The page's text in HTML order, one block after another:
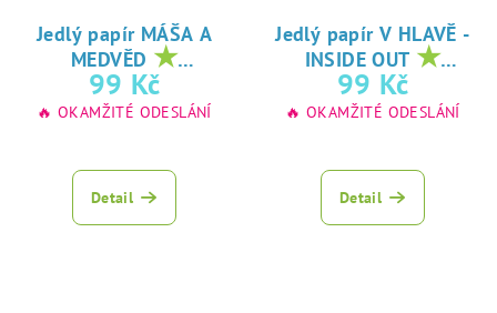
Jedlý papír MÁŠA A
MEDVĚD ★
oblíbený tisk na
jedlý papír
99 Kč
🔥 OKAMŽITÉ ODESLÁNÍ
Detail
Jedlý papír V HLAVĚ -
INSIDE OUT ★
oblíbený tisk na
jedlý papír
99 Kč
🔥 OKAMŽITÉ ODESLÁNÍ
Detail